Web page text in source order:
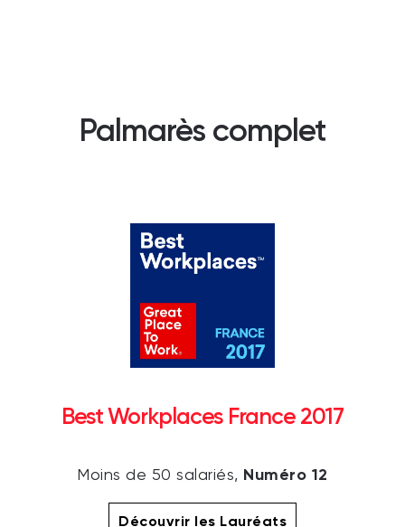
Palmarès complet
Best Workplaces France 2017
Moins de 50 salariés, Numéro 12
Découvrir les Lauréats